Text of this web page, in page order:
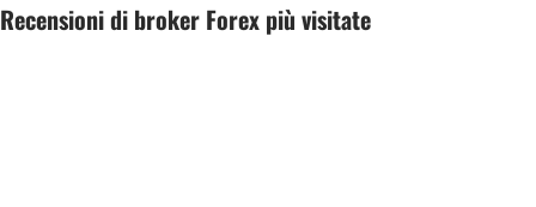
Recensioni di broker Forex più visitate